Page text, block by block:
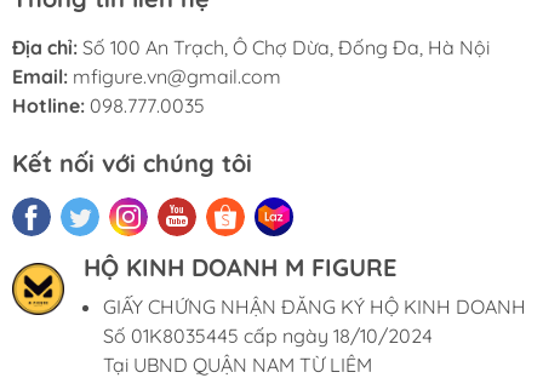
Địa chỉ: Số 100 An Trạch, Ô Chợ Dừa, Đống Đa, Hà Nội
Email: mfigure.vn@gmail.com
Hotline: 098.777.0035
Kết nối với chúng tôi
HỘ KINH DOANH M FIGURE
GIẤY CHỨNG NHẬN ĐĂNG KÝ HỘ KINH DOANH
Số 01K8035445 cấp ngày 18/10/2024
Tại UBND QUẬN NAM TỪ LIÊM